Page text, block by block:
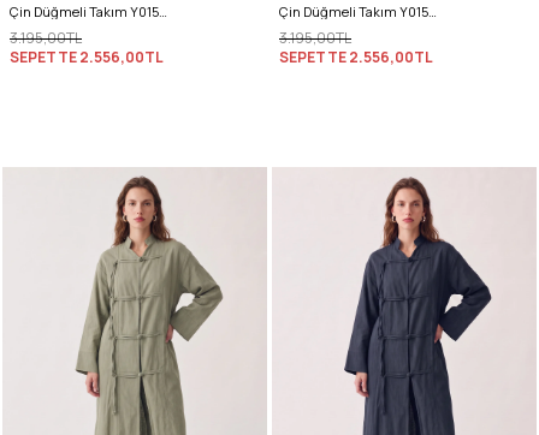
3.195,00TL
SEPETTE2.556,00TL
3.195,00TL
SEPETTE2.556,00TL